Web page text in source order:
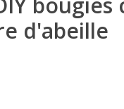
d'abeille